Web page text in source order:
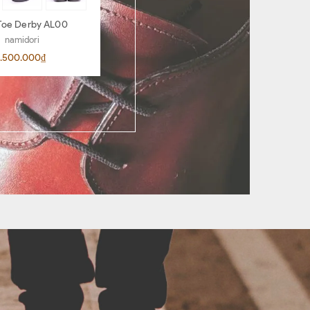
Derby AL00
namidori
Penny Loafer AR06
namidori
4.500.000₫